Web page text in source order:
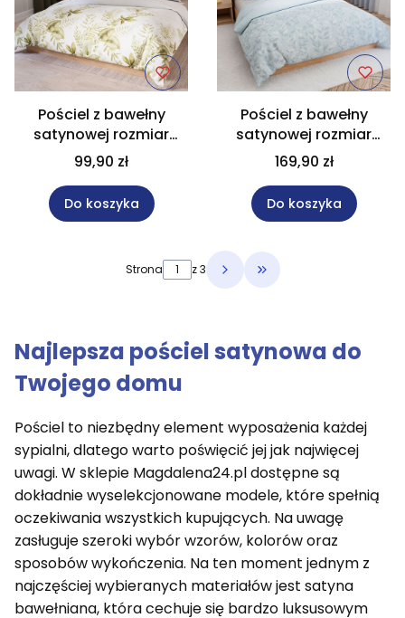
Pościel z bawełny
satynowej rozmiar
160x200 cm LIGIERO
99,90 zł
Do koszyka
Pościel z bawełny
satynowej rozmiar
220x200 cm LILU
169,90 zł
Do koszyka
Strona z 3 Przejdź do ostatniej
Najlepsza pościel satynowa do
Twojego domu
Pościel to niezbędny element wyposażenia każdej
sypialni, dlatego warto poświęcić jej jak najwięcej
uwagi. W sklepie Magdalena24.pl dostępne są
dokładnie wyselekcjonowane modele, które spełnią
oczekiwania wszystkich kupujących. Na uwagę
zasługuje szeroki wybór wzorów, kolorów oraz
sposobów wykończenia. Na ten moment jednym z
najczęściej wybieranych materiałów jest satyna
bawełniana, która cechuje się bardzo luksusowym